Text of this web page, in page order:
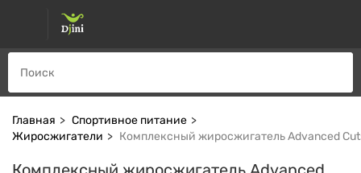
Главная
Спортивное питание
Жиросжигатели
Комплексный жиросжигатель Advanced